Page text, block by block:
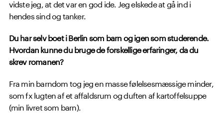
vidste jeg, at det var en god ide. Jeg elskede at gå ind i
hendes sind og tanker.
Du har selv boet i Berlin som barn og igen som studerende.
Hvordan kunne du bruge de forskellige erfaringer, da du
skrev romanen?
Fra min barndom tog jeg en masse følelsesmæssige minder,
som fx lugten af et affaldsrum og duften af kartoffelsuppe
(min livret som barn).